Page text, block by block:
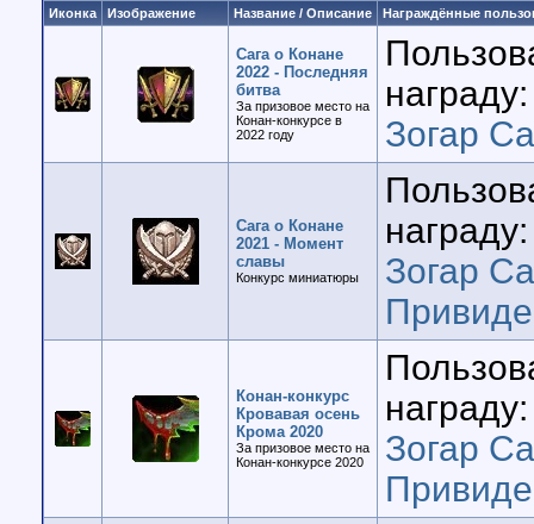
Иконка
Изображение Название / Описание Награждённые
Сага о Конане
2022 - Последняя
битва
За призовое место на
Конан-конкурсе в
2022 году
Зогар
Сага о Конане
2021 - Момент
славы
Конкурс миниатюры
Зогар
Конан-конкурс
Кровавая осень
Крома 2020
За призовое место на
Конан-конкурсе 2020
Зогар